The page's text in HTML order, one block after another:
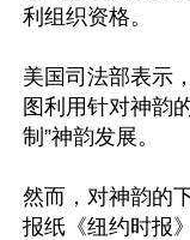
利组织资格。
美国司法部表示
图利用针对神韵
制”神韵发展。
然而，对神韵的
报纸《纽约时报》